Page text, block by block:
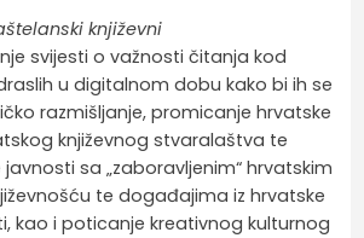
književni
svijesti o važnosti čitanja kod
u digitalnom dobu kako bi ih se
razmišljanje, promicanje hrvatske
književnog stvaralaštva te
sa „zaboravljenim“ hrvatskim
te događajima iz hrvatske
kao i poticanje kreativnog kulturnog